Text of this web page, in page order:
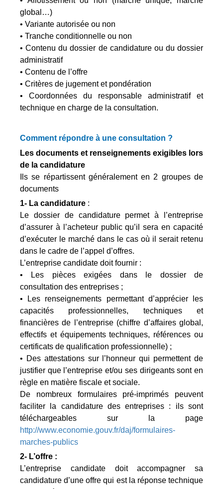
global…)
• Variante autorisée ou non
• Tranche conditionnelle ou non
• Contenu du dossier de candidature ou du dossier
administratif
• Contenu de l’offre
• Critères de jugement et pondération
• Coordonnées du responsable administratif et
technique en charge de la consultation.
Comment répondre à une consultation ?
Les documents et renseignements exigibles lors
de la candidature
Ils se répartissent généralement en 2 groupes de
documents
1- La candidature :
Le dossier de candidature permet à l’entreprise
d’assurer à l’acheteur public qu’il sera en capacité
d’exécuter le marché dans le cas où il serait retenu
dans le cadre de l’appel d’offres.
L’entreprise candidate doit fournir :
• Les pièces exigées dans le dossier de
consultation des entreprises ;
• Les renseignements permettant d’apprécier les
capacités professionnelles, techniques et
financières de l’entreprise (chiffre d’affaires global,
effectifs et équipements techniques, références ou
certificats de qualification professionnelle) ;
• Des attestations sur l’honneur qui permettent de
justifier que l’entreprise et/ou ses dirigeants sont en
règle en matière fiscale et sociale.
De nombreux formulaires pré-imprimés peuvent
faciliter la candidature des entreprises : ils sont
téléchargeables sur la page
http://www.economie.gouv.fr/daj/formulaires-
marches-publics
2- L’offre :
L’entreprise candidate doit accompagner sa
candidature d’une offre qui est la réponse technique